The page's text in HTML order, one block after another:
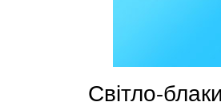
Світло-